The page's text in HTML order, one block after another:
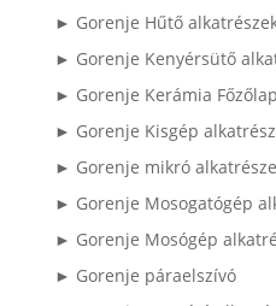
► Gorenje Hűtő
► Gorenje Kenyérsütő
► Gorenje Kerámia
► Gorenje Kisgép
► Gorenje mikró
► Gorenje Mosogatógép
► Gorenje Mosógép
► Gorenje páraelszívó